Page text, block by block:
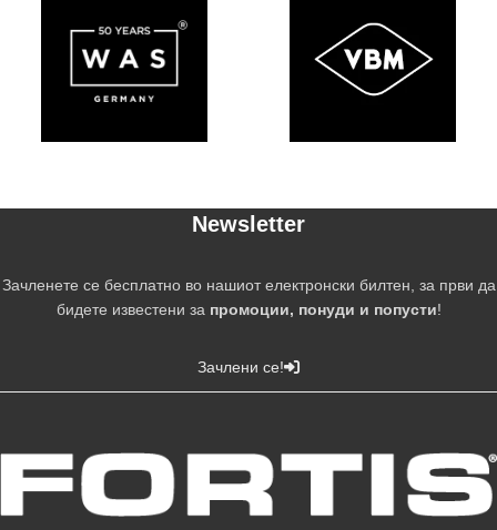
Newsletter
Зачленете се бесплатно во нашиот електронски билтен, за први да
бидете известени за промоции, понуди и попусти!
Зачлени се!